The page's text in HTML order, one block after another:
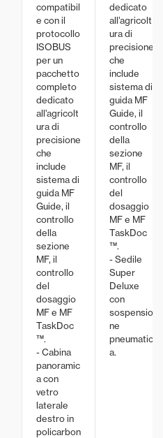
compatibil
e con il
protocollo
ISOBUS
per un
pacchetto
completo
dedicato
all’agricolt
ura di
precisione
che
include
sistema di
guida MF
Guide, il
controllo
della
sezione
MF, il
controllo
del
dosaggio
MF e MF
TaskDoc
™.
- Cabina
panoramic
a con
vetro
laterale
destro in
policarbon
dedicato
all’agricolt
ura di
precisione
che
include
sistema di
guida MF
Guide, il
controllo
della
sezione
MF, il
controllo
del
dosaggio
MF e MF
TaskDoc
™.
- Sedile
Super
Deluxe
con
sospensio
ne
pneumatic
a.